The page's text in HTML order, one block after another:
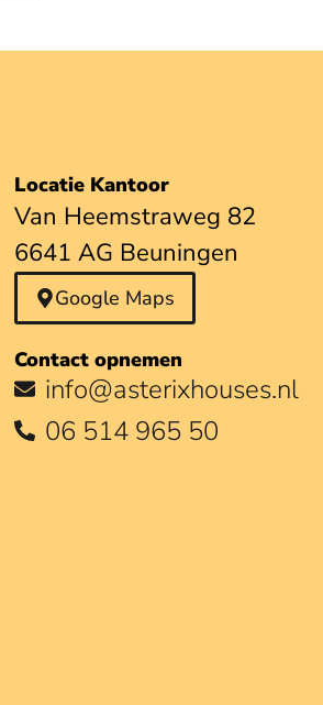
Locatie Kantoor
Van Heemstraweg 82
6641 AG Beuningen
Google Maps
Contact opnemen
info@asterixhouses.nl
06 514 965 50